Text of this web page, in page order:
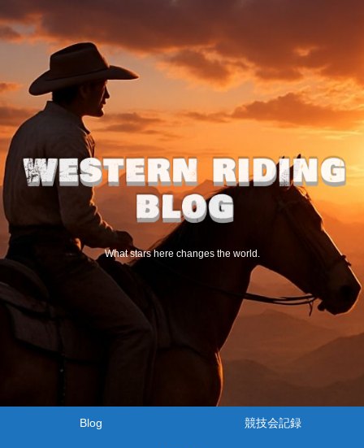
What stars here changes the world.
Blog 競技会記録